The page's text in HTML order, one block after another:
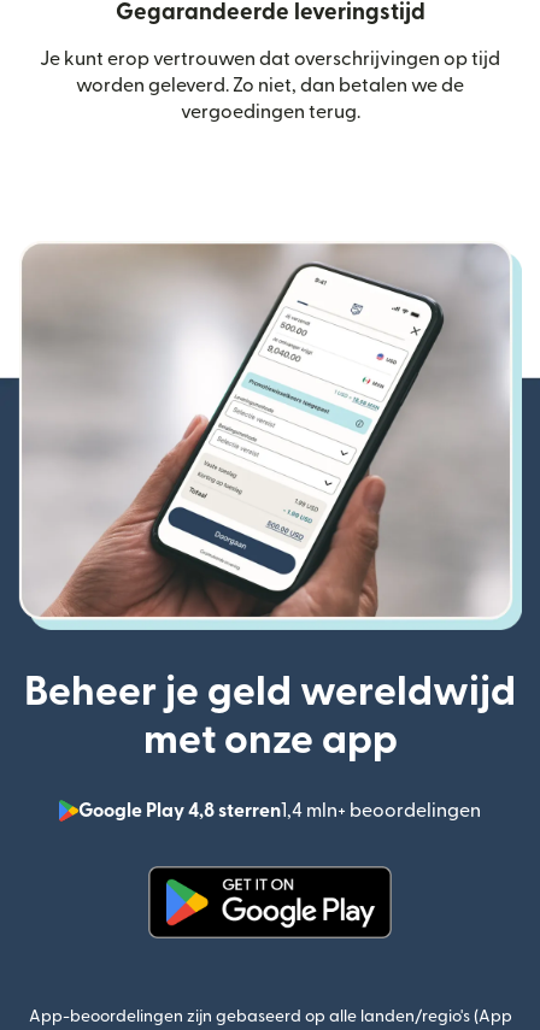
Gegarandeerde leveringstijd
Je kunt erop vertrouwen dat overschrijvingen op tijd
worden geleverd. Zo niet, dan betalen we de
vergoedingen terug.
Beheer je geld wereldwijd
met onze app
Google Play 4,8 sterren1,4 mln+ beoordelingen
App-beoordelingen zijn gebaseerd op alle landen/regio's (App